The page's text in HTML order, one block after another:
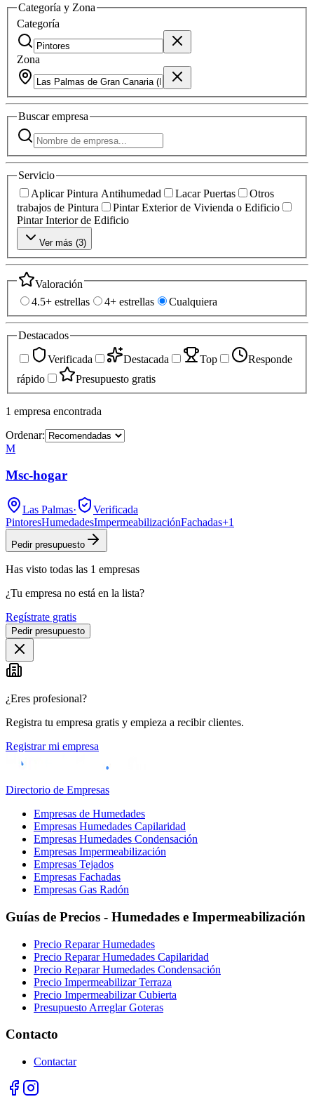
Categoría y Zona
Categoría
Zona
Buscarempresa
Servicio
Aplicar Pintura Antihumedad
Lacar Puertas
Otros
trabajos de Pintura
Pintar Exterior de Vivienda o Edificio
Pintar Interior de Edificio
Ver más (3)
Valoración
4.5+ estrellas
4+ estrellas Cualquiera
Destacados
Verificada
Destacada Top
Responde
rápido
Presupuesto gratis
1 empresa encontrada
Ordenar:
M
Msc-hogar
Las Palmas·
Verificada
PintoresHumedadesImpermeabilizaciónFachadas+1
Pedir presupuesto
Has visto todas las 1 empresas
¿Tu empresa no está en la lista?
Regístrate gratis
Pedir presupuesto
¿Eres profesional?
Registra tu empresa gratis y empieza a recibir clientes.
Registrar mi empresa
Directorio de Empresas
Empresas de Humedades
Empresas Humedades Capilaridad
Empresas Humedades Condensación
Empresas Impermeabilización
Empresas Tejados
Empresas Fachadas
Empresas Gas Radón
Guías de Precios - Humedades e Impermeabilización
Precio Reparar Humedades
Precio Reparar Humedades Capilaridad
Precio Reparar Humedades Condensación
Precio Impermeabilizar Terraza
Precio Impermeabilizar Cubierta
Presupuesto Arreglar Goteras
Contacto
Contactar